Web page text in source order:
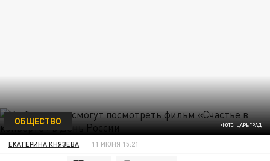
ФОТО: ЦАРЬГРАД
ОБЩЕСТВО
ЕКАТЕРИНА КНЯЗЕВА 11 ИЮНЯ 15:21